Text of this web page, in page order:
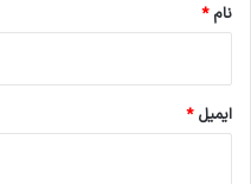
نام*
ایمیل*